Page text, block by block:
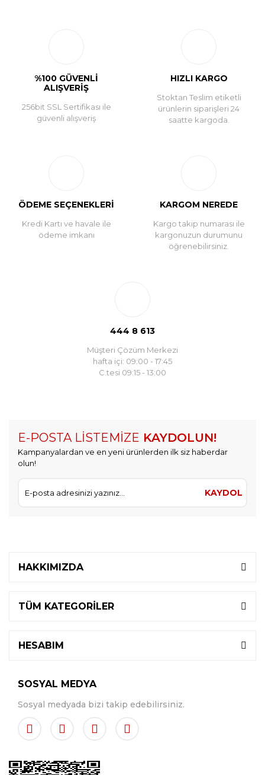
%100 GÜVENLİ
ALIŞVERİŞ
256bit SSL Sertifikası ile
güvenli alışveriş
HIZLI KARGO
Stoktan Teslim etiketli
ürünlerin siparişleri 24
saatte kargoda.
ÖDEME SEÇENEKLERİ
Kredi Kartı ve havale ile
ödeme imkanı
KARGOM NEREDE
Kargo takip numarası ile
kargonuzun durumunu
öğrenebilirsiniz.
444 8 613
Müşteri Çözüm Merkezi
hafta içi: 09:00 - 17:45
C.tesi 09:15 - 13:00
E-POSTA LİSTEMİZE KAYDOLUN!
Kampanyalardan ve en yeni ürünlerden ilk siz haberdar
olun!
KAYDOL
HAKKIMIZDA
TÜM KATEGORİLER
HESABIM
SOSYAL MEDYA
Sosyal medyada bizi takip edebilirsiniz.